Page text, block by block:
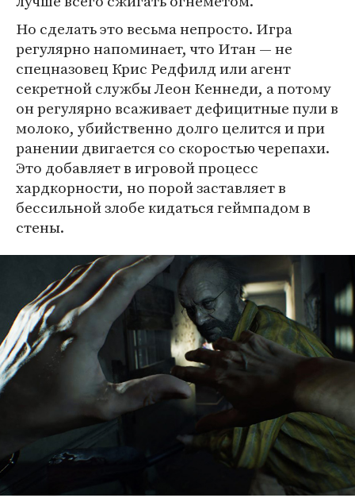
Но сделать это весьма непросто. Игра
регулярно напоминает, что Итан — не
спецназовец Крис Редфилд или агент
секретной службы Леон Кеннеди, а потому
он регулярно всаживает дефицитные пули в
молоко, убийственно долго целится и при
ранении двигается со скоростью черепахи.
Это добавляет в игровой процесс
хардкорности, но порой заставляет в
бессильной злобе кидаться геймпадом в
стены.